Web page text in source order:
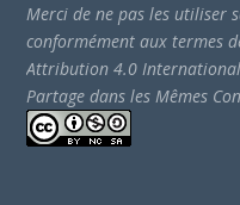
Merci de ne pas les utiliser
conformément aux termes
Attribution 4.0 International
Partage dans les Mêmes